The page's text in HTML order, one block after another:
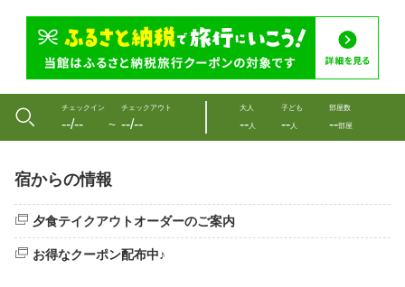
チェックイン
--/-- 〜
チェックアウト
--/--
大人
--人
子ども
--人
部屋数
--部屋
宿からの情報
夕食テイクアウトオーダーのご案内
お得なクーポン配布中♪